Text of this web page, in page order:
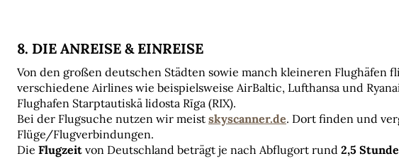
8. DIE ANREISE & EINREISE
Von den großen deutschen Städten sowie manch kleineren Flughäfen
verschiedene Airlines wie beispielsweise AirBaltic, Lufthansa und
Flughafen Starptautiskā lidosta Rīga (RIX).
Bei der Flugsuche nutzen wir meist skyscanner.de. Dort finden und
Flüge/Flugverbindungen.
Die Flugzeit von Deutschland beträgt je nach Abflugort rund 2,5